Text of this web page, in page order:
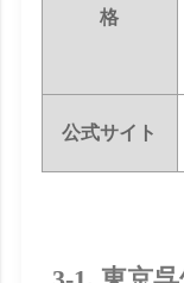
格
公式サイト